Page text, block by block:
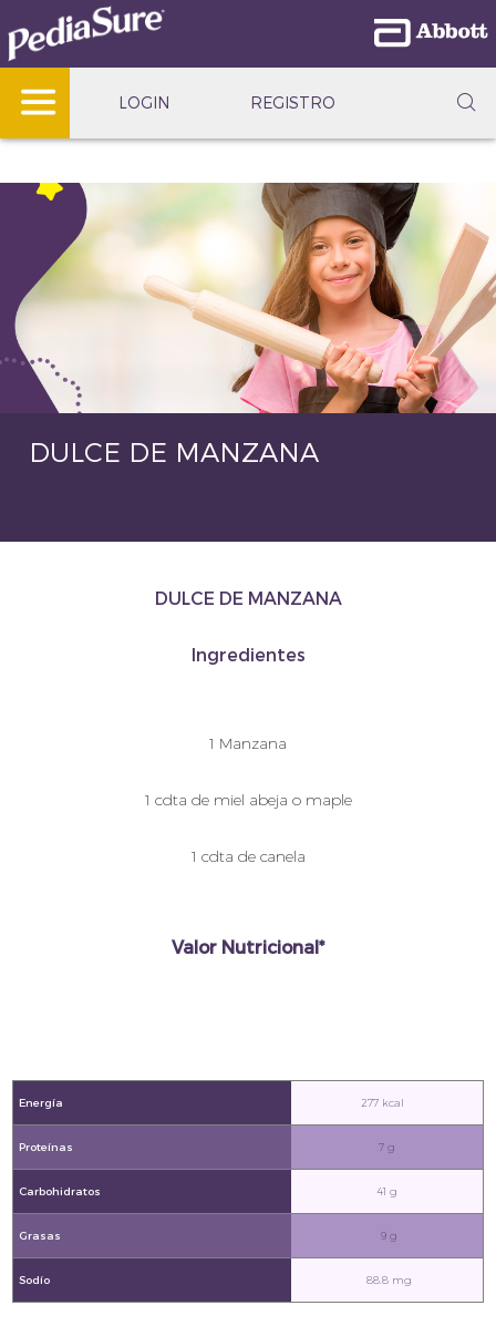
REGISTRO
LOGIN
DULCE DE MANZANA
DULCE DE MANZANA
Ingredientes
1 Manzana
1 cdta de miel abeja o maple
1 cdta de canela
Valor Nutricional*
Energía 277 kcal
Proteínas 7 g
Carbohidratos 41 g
Grasas 9 g
Sodío 88.8 mg